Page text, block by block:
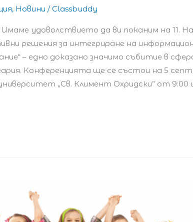
, Новини /Classbuddy
удоволствието да ви поканим на 11.
решения за интегриране на
– едно доказано значимо събитие в
Конференцията ще се състои на 5
„Св. Климент Охридски” от 9:00